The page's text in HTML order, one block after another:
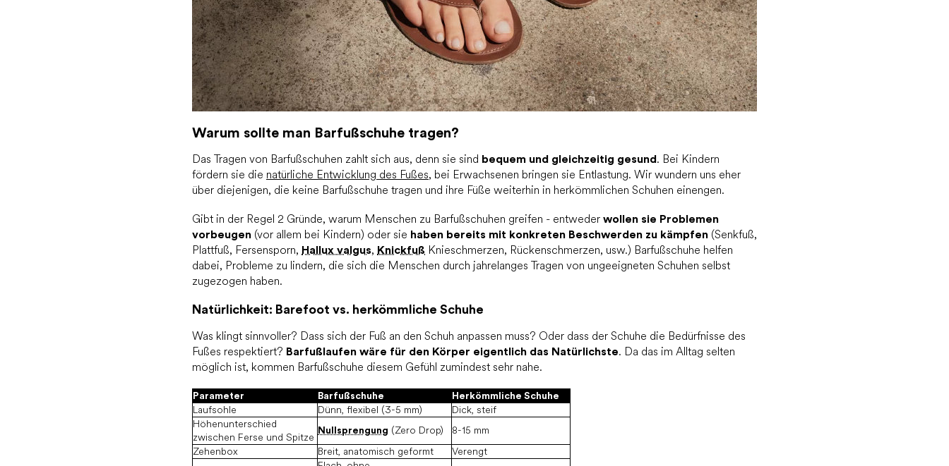
Warum sollte man Barfußschuhe tragen?
Das Tragen von Barfußschuhen zahlt sich aus, denn sie sind bequem und gleichzeitig gesund. Bei Kindern
fördern sie die natürliche Entwicklung des Fußes, bei Erwachsenen bringen sie Entlastung. Wir wundern uns eher
über diejenigen, die keine Barfußschuhe tragen und ihre Füße weiterhin in herkömmlichen Schuhen einengen.
Gibt in der Regel 2 Gründe, warum Menschen zu Barfußschuhen greifen - entweder wollen sie Problemen
vorbeugen (vor allem bei Kindern) oder sie haben bereits mit konkreten Beschwerden zu kämpfen (Senkfuß,
Plattfuß, Fersensporn, Hallux valgus, Knickfuß Knieschmerzen, Rückenschmerzen, usw.) Barfußschuhe helfen
dabei, Probleme zu lindern, die sich die Menschen durch jahrelanges Tragen von ungeeigneten Schuhen selbst
zugezogen haben.
Natürlichkeit: Barefoot vs. herkömmliche Schuhe
Was klingt sinnvoller? Dass sich der Fuß an den Schuh anpassen muss? Oder dass der Schuhe die Bedürfnisse des
Fußes respektiert? Barfußlaufen wäre für den Körper eigentlich das Natürlichste. Da das im Alltag selten
möglich ist, kommen Barfußschuhe diesem Gefühl zumindest sehr nahe.
Parameter Barfußschuhe
Herkömmliche Schuhe
Laufsohle
Dünn, flexibel (3-5 mm)
Dick, steif
Höhenunterschied
zwischen Ferse und Spitze
Nullsprengung (Zero Drop)
8-15 mm
Zehenbox
Breit, anatomisch geformt
Verengt